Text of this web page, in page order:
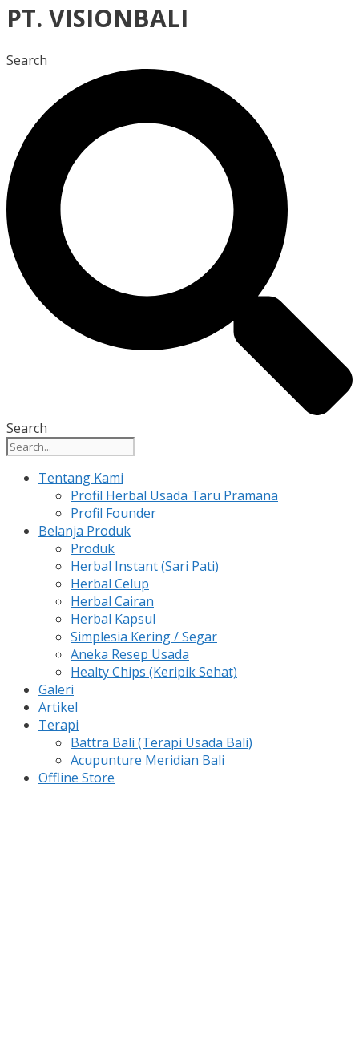
PT. VISIONBALI
Search
Search
Tentang Kami
Profil Herbal Usada Taru Pramana
Profil Founder
Belanja Produk
Produk
Herbal Instant (Sari Pati)
Herbal Celup
Herbal Cairan
Herbal Kapsul
Simplesia Kering / Segar
Aneka Resep Usada
Healty Chips (Keripik Sehat)
Galeri
Artikel
Terapi
Battra Bali (Terapi Usada Bali)
Acupunture Meridian Bali
Offline Store